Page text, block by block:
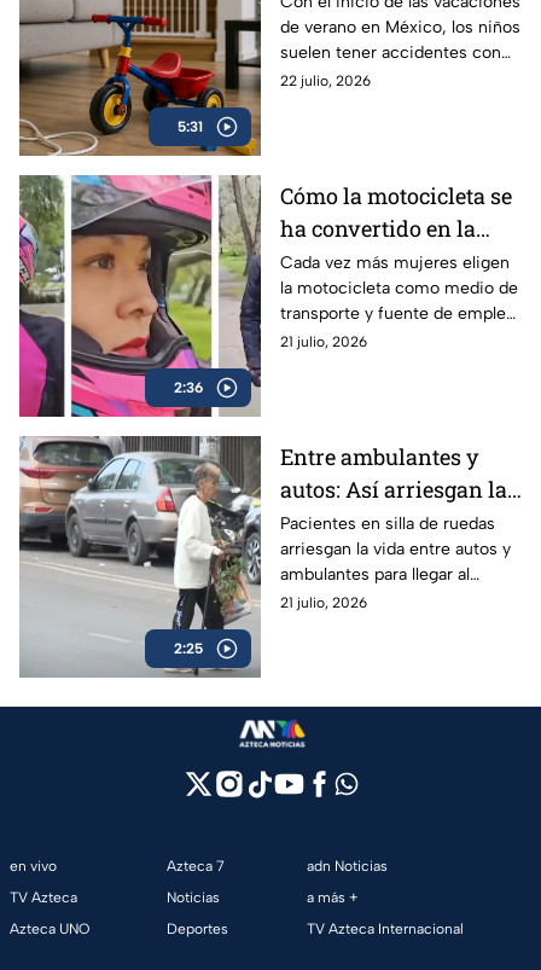
5:31
niños se lesionan cada
hora en México | VIDEO
de verano en México, los niños
suelen tener accidentes con
mucha más frecuencia, ¿qué
22 julio, 2026
2:36
Cómo la motocicleta se
ha convertido en la
aliada de libertad,
empleo y seguridad
para las mujeres
Cada vez más mujeres eligen
la motocicleta como medio de
transporte y fuente de empleo,
encontrando libertad, ahorro y
21 julio, 2026
2:25
Entre ambulantes y
autos: Así arriesgan la
vida los pacientes con
movilidad limitada del
Hospital Juárez en
GAM
Pacientes en silla de ruedas
arriesgan la vida entre autos y
ambulantes para llegar al
Hospital Juárez; autoridades
21 julio, 2026
en vivo
TV Azteca
Azteca UNO
Azteca 7
Noticias
Deportes
adn Noticias
a más +
TV Azteca Internacional